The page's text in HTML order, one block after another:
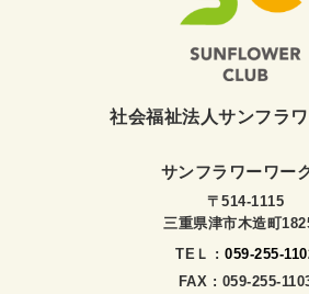
社会福祉法人サンフラ
サンフラワーワー
〒514-1115
三重県津市木造町
TEＬ : 059-255-
FAX : 059-255-